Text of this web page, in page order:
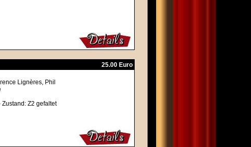
25.00 Euro
Lignères, Phil
Zustand: Z2 gefaltet